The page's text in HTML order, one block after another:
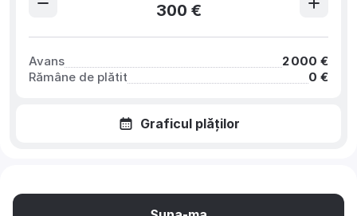
300 €
Avans
2 000 €
Rămâne de plătit
0 €
Graficul plăților